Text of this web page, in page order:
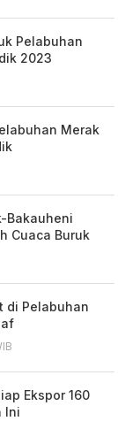
Pelabuhan
2023
Merak
Bakauheni
Cuaca Buruk
di Pelabuhan
Ekspor 160
Ini